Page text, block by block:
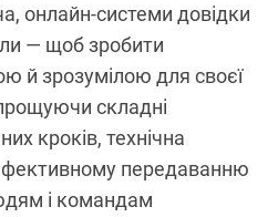
онлайн-системи довідки
— щоб зробити
й зрозумілою для своєї
складні
кроків, технічна
передаванню
і командам